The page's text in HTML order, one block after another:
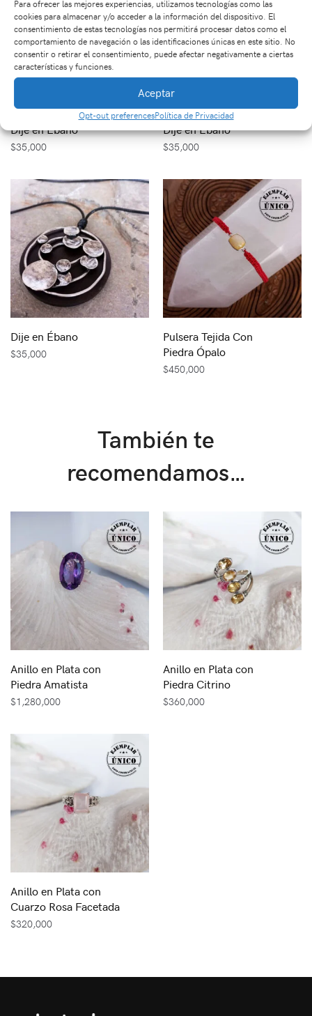
Para ofrecer las mejores experiencias, utilizamos tecnologías como las
cookies para almacenar y/o acceder a la información del dispositivo. El
consentimiento de estas tecnologías nos permitirá procesar datos como el
comportamiento de navegación o las identificaciones únicas en este sitio. No
consentir o retirar el consentimiento, puede afectar negativamente a ciertas
características y funciones.
Aceptar
Opt-out preferencesPolítica de Privacidad
Dije en Ébano
$35,000
Dije en Ébano
$35,000
Dije en Ébano
$35,000
Pulsera Tejida Con
Piedra Ópalo
$450,000
También te
recomendamos…
Anillo en Plata con
Piedra Amatista
$1,280,000
Anillo en Plata con
Piedra Citrino
$360,000
Anillo en Plata con
Cuarzo Rosa Facetada
$320,000